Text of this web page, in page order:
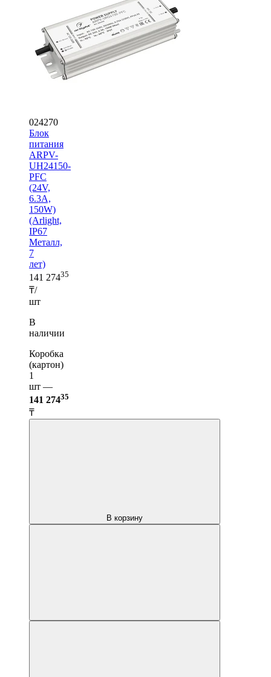
024270
Блок
питания
ARPV-
UH24150-
PFC
(24V,
6.3A,
150W)
(Arlight,
IP67
Металл,
7
лет)
141 27435
₸/
шт
В
наличии
Коробка
(картон)
1
шт —
141 27435
₸
В корзину